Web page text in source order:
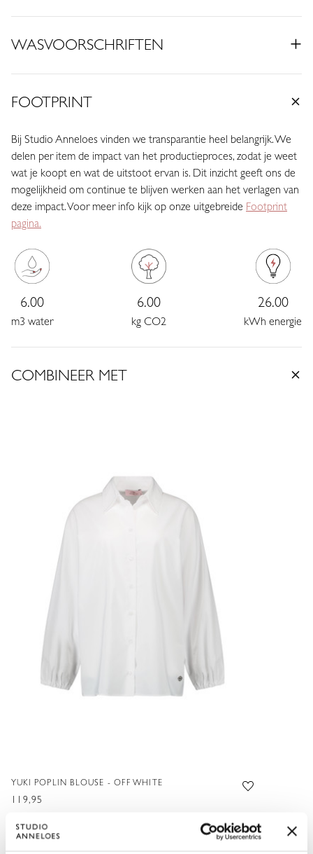
energieke uitstraling. De heldere kleur zorgt voor een statement
look en laat zich mooi combineren met zowel neutrale tinten als
andere kleuren.
De tapered fit valt losser op het bovenbeen en loopt smaller toe
richting de enkel. De enkel cuffs zorgen voor een sportieve en
moderne touch, terwijl de brede tailleband extra comfort biedt
en mooi aansluit. De steekzakken maken het ontwerp praktisch
en geschikt voor dagelijks gebruik.
Dankzij de stretch beweegt het materiaal soepel met je mee en
blijft het mooi in vorm. Bovendien is de stof kreukvrij en makkelijk
in onderhoud.
Combineer de Franka met een blouse of top voor een verzorgde
look, of draag hem casual met een T-shirt of knit. Een veelzijdige
WASVOORSCHRIFTEN
FOOTPRINT
Bij Studio Anneloes vinden we transparantie heel belangrijk. We
delen per item de impact van het productieproces, zodat je weet
wat je koopt en wat de uitstoot ervan is. Dit inzicht geeft ons de
mogelijkheid om continue te blijven werken aan het verlagen van
deze impact. Voor meer info kijk op onze uitgebreide Footprint
pagina.
6.00
m3 water
6.00
kg CO2
26.00
kWh energie
COMBINEER MET
YUKI POPLIN BLOUSE - OFF WHITE
119,95